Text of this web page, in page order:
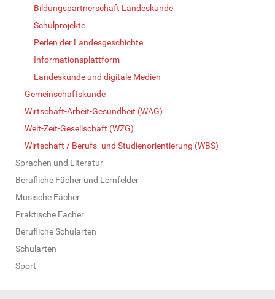
Bildungspartnerschaft Landeskunde
Schulprojekte
Perlen der Landesgeschichte
Informationsplattform
Landeskunde und digitale Medien
Gemeinschaftskunde
Wirtschaft-Arbeit-Gesundheit (WAG)
Welt-Zeit-Gesellschaft (WZG)
Wirtschaft / Berufs- und Studienorientierung (WBS)
Sprachen und Literatur
Berufliche Fächer und Lernfelder
Musische Fächer
Praktische Fächer
Berufliche Schularten
Schularten
Sport